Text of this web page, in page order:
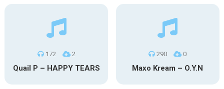
172 2
Quail P – HAPPY TEARS
290 0
Maxo Kream – O.Y.N